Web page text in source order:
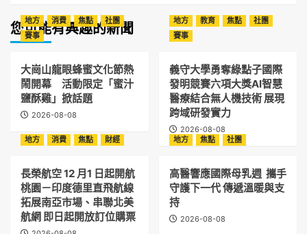
您可能有興趣的新聞
地方 消費 焦點
社團
賽事
大崗山龍眼蜂蜜文化節熱
鬧開幕 活動限定「蜜汁
鹽酥雞」掀話題
2026-08-08
地方 教育 焦點
社團
賽事
義守大學勇奪綠點子國際
發明競賽六項大獎AI智慧
醫療結合無人機技術 展現
跨域研發實力
2026-08-08
地方
消費 焦點 財經
長榮航空 12 月1 日起開航
桃園－印度德里直飛航線
拓展南亞市場、串聯北美
航網 即日起開放訂位購票
地方 焦點 社團
高醫響應國際母乳週 攜手
守護下一代 傳遞溫暖與支
持
2026-08-08